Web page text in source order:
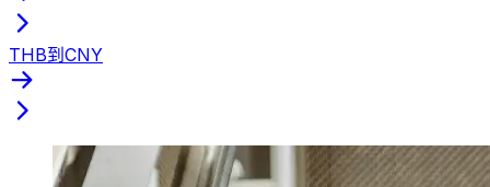
THB到CNY